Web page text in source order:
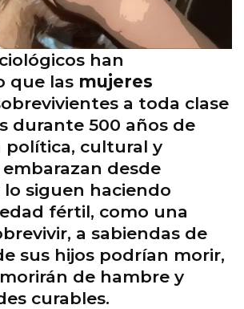
han
que las mujeres
a toda clase
durante 500 años de
política, cultural y
embarazan desde
lo siguen haciendo
fértil, como una
a sabiendas de
sus hijos podrían morir,
de hambre y
curables.